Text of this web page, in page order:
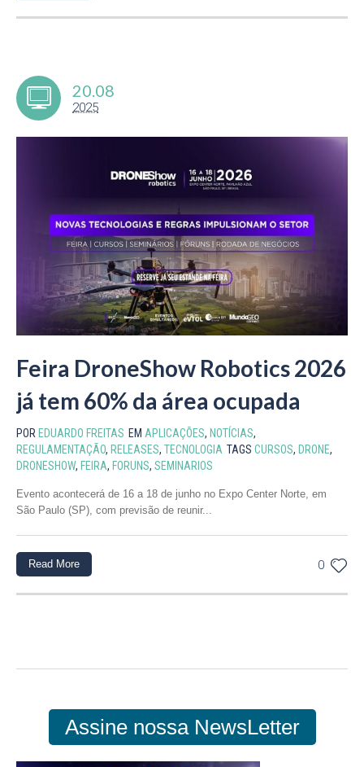
20.08
2025
Feira DroneShow Robotics 2026
já tem 60% da área ocupada
POR EDUARDO FREITAS EM APLICAÇÕES, NOTÍCIAS,
REGULAMENTAÇÃO, RELEASES, TECNOLOGIA TAGS CURSOS, DRONE,
DRONESHOW, FEIRA, FORUNS, SEMINARIOS
Evento acontecerá de 16 a 18 de junho no Expo Center Norte, em
São Paulo (SP), com previsão de reunir...
0
Read More
Assine nossa NewsLetter